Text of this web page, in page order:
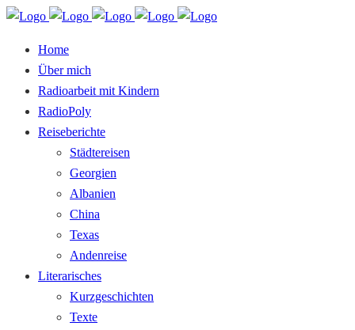
Home
Über mich
Radioarbeit mit Kindern
RadioPoly
Reiseberichte
Städtereisen
Georgien
Albanien
China
Texas
Andenreise
Literarisches
Kurzgeschichten
Texte